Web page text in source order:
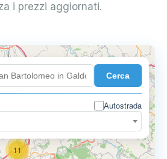
i prezzi aggiornati.
Cerca
Autostrada
3
11
€